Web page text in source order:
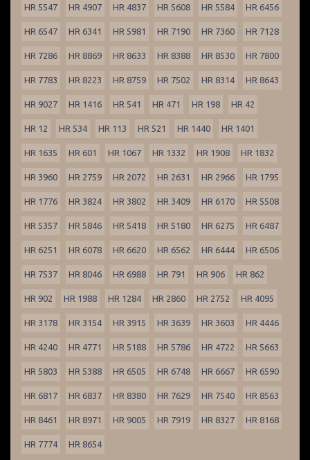
HR 5547 HR 4907 HR 4837 HR 5608 HR 5584 HR 6456
HR 6547 HR 6341 HR 5981 HR 7190 HR 7360 HR 7128
HR 7286 HR 8869 HR 8633 HR 8388 HR 8530 HR 7800
HR 7783 HR 8223 HR 8759 HR 7502 HR 8314 HR 8643
HR 9027 HR 1416 HR 541 HR 471 HR 198 HR 42
HR 12 HR 534 HR 113 HR 521 HR 1440 HR 1401
HR 1635 HR 601 HR 1067 HR 1332 HR 1908 HR 1832
HR 3960 HR 2759 HR 2072 HR 2631 HR 2966 HR 1795
HR 1776 HR 3824 HR 3802 HR 3409 HR 6170 HR 5508
HR 5357 HR 5846 HR 5418 HR 5180 HR 6275 HR 6487
HR 6251 HR 6078 HR 6620 HR 6562 HR 6444 HR 6506
HR 7537 HR 8046 HR 6988 HR 791 HR 906 HR 862
HR 902 HR 1988 HR 1284 HR 2860 HR 2752 HR 4095
HR 3178 HR 3154 HR 3915 HR 3639 HR 3603 HR 4446
HR 4240 HR 4771 HR 5188 HR 5786 HR 4722 HR 5663
HR 5803 HR 5388 HR 6505 HR 6748 HR 6667 HR 6590
HR 6817 HR 6837 HR 8380 HR 7629 HR 7540 HR 8563
HR 8461 HR 8971 HR 9005 HR 7919 HR 8327 HR 8168
HR 7774 HR 8654